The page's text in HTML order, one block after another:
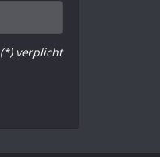
(*) verplicht